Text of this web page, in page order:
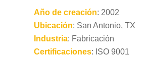
Año de creación: 2002
Ubicación: San Antonio, TX
Industria: Fabricación
Certificaciones: ISO 9001